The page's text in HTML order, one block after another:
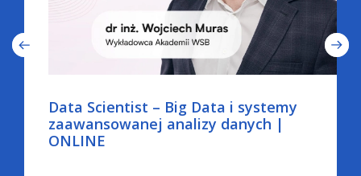
Data Scientist – Big Data i systemy
zaawansowanej analizy danych |
ONLINE